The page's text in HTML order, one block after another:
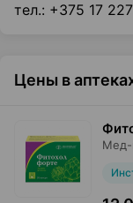
тел.: +375 17
Цены в
Мед-